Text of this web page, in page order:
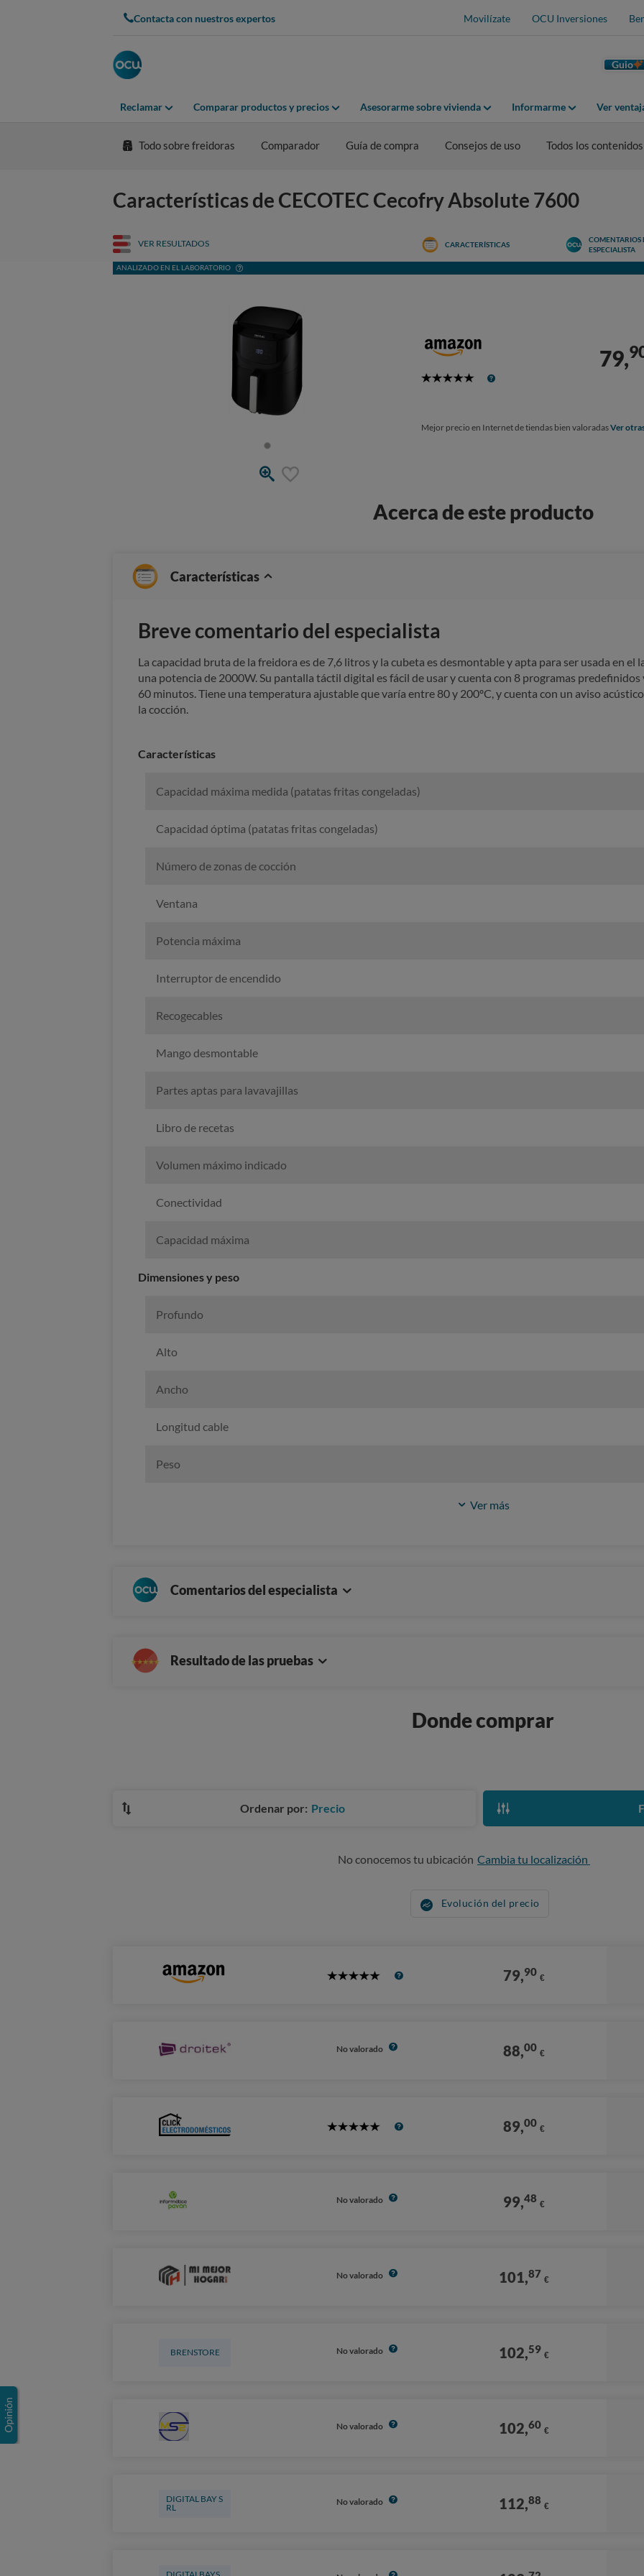
Contacta con nuestros expertos Movilízate OCU Inversiones
Guio
Reclamar Comparar productos y precios Asesorarme sobre vivienda Informarme Ver
Todo sobre freidoras Comparador Guía de compra Consejos de uso Todos los contenidos
Características de CECOTEC Cecofry Absolute 7600
VER RESULTADOS
ANALIZADO EN EL LABORATORIO
CARACTERÍSTICAS
COMENTARIOS
ESPECIALISTA
5
79,
Mejor precio en Internet de tiendas bien valoradasVer
Acerca de este producto
Características
Breve comentario del especialista
La capacidad bruta de la freidora es de 7,6 litros y la cubeta es desmontable y apta para ser usada en el
una potencia de 2000W. Su pantalla táctil digital es fácil de usar y cuenta con 8 programas
60 minutos. Tiene una temperatura ajustable que varía entre 80 y 200ºC, y cuenta con un aviso
la cocción.
Características
Capacidad máxima medida (patatas fritas congeladas)
Capacidad óptima (patatas fritas congeladas)
Número de zonas de cocción
Ventana
Potencia máxima
Interruptor de encendido
Recogecables
Mango desmontable
Partes aptas para lavavajillas
Libro de recetas
Volumen máximo indicado
Conectividad
Capacidad máxima
Dimensiones y peso
Profundo
Alto
Ancho
Longitud cable
Peso
Ver más
Comentarios del especialista
Resultado de las pruebas
Donde comprar
Ordenar por: Precio
No conocemos tu ubicación Cambia tu localización
Evolución del precio
5
79,90 €
No valorado 88,00 €
5
89,00 €
No valorado 99,48 €
No valorado 101,87 €
BRENSTORE No valorado 102,59 €
No valorado 102,60 €
DIGITAL BAY S
RL
No valorado 112,88 €